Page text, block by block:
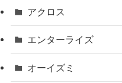
アクロス
エンターライズ
オーイズミ